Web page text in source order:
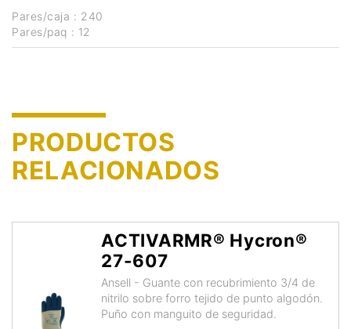
Pares/caja : 240
Pares/paq : 12
PRODUCTOS
RELACIONADOS
ACTIVARMR® Hycron®
27-607
Ansell - Guante con recubrimiento 3/4 de
nitrilo sobre forro tejido de punto algodón.
Puño con manguito de seguridad.